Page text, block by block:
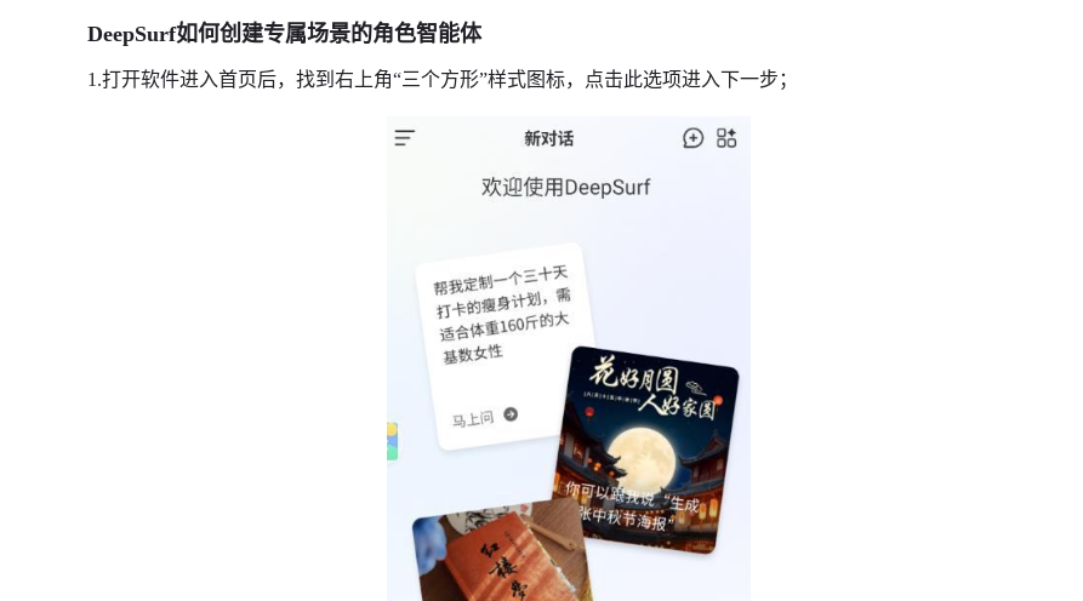
DeepSurf如何创建专属场景的角色智能体
1.打开软件进入首页后，找到右上角“三个方形”样式图标，点击此选项进入下一步；